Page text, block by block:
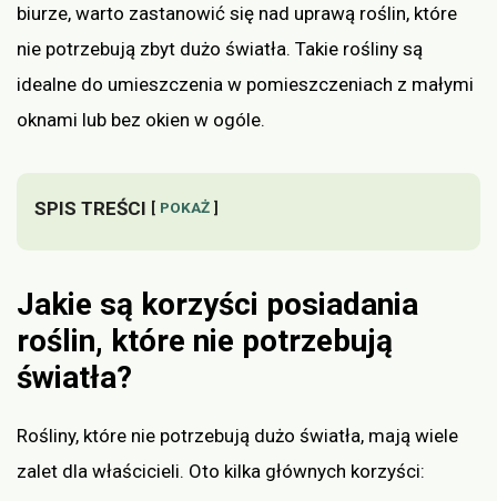
biurze, warto zastanowić się nad uprawą roślin, które
nie potrzebują zbyt dużo światła. Takie rośliny są
idealne do umieszczenia w pomieszczeniach z małymi
oknami lub bez okien w ogóle.
SPIS TREŚCI POKAŻ
Jakie są korzyści posiadania
roślin, które nie potrzebują
światła?
Rośliny, które nie potrzebują dużo światła, mają wiele
zalet dla właścicieli. Oto kilka głównych korzyści: